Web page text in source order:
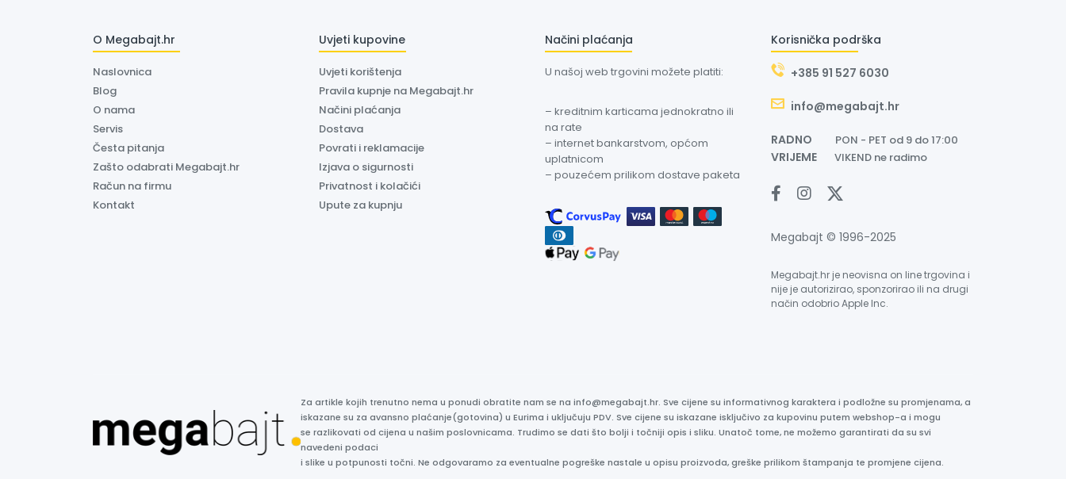
O Megabajt.hr
Naslovnica
Blog
O nama
Servis
Česta pitanja
Zašto odabrati Megabajt.hr
Račun na firmu
Kontakt
Uvjeti kupovine
Uvjeti korištenja
Pravila kupnje na Megabajt.hr
Načini plaćanja
Dostava
Povrati i reklamacije
Izjava o sigurnosti
Privatnost i kolačići
Upute za kupnju
Načini plaćanja
U našoj web trgovini možete platiti:
– kreditnim karticama jednokratno ili
na rate
– internet bankarstvom, općom
uplatnicom
– pouzećem prilikom dostave paketa
Korisnička podrška
+385 91 527 6030
info@megabajt.hr
RADNO PON - PET od 9 do 17:00
VRIJEME VIKEND ne radimo
Megabajt © 1996-2025
Megabajt.hr je neovisna on line trgovina i
nije je autorizirao, sponzorirao ili na drugi
način odobrio Apple Inc.
Za artikle kojih trenutno nema u ponudi obratite nam se na info@megabajt.hr. Sve cijene su informativnog karaktera i podložne su promjenama, a
iskazane su za avansno plaćanje(gotovina) u Eurima i uključuju PDV. Sve cijene su iskazane isključivo za kupovinu putem webshop-a i mogu
se razlikovati od cijena u našim poslovnicama. Trudimo se dati što bolji i točniji opis i sliku. Unatoč tome, ne možemo garantirati da su svi
navedeni podaci
i slike u potpunosti točni. Ne odgovaramo za eventualne pogreške nastale u opisu proizvoda, greške prilikom štampanja te promjene cijena.